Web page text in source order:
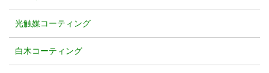
光触媒コーティング
白木コーティング